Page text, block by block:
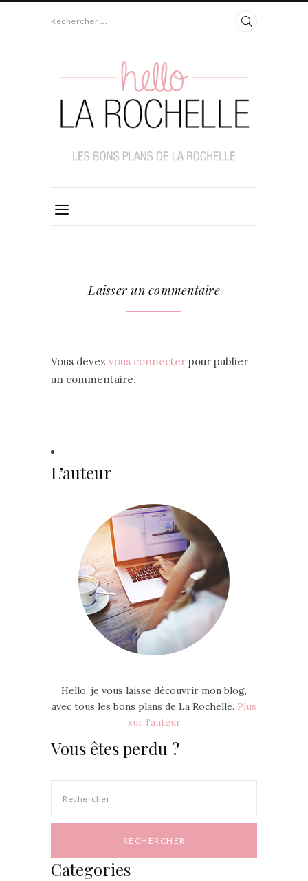
Rechercher ...
Laisser un commentaire
Vous devez vous connecter pour publier
un commentaire.
L’auteur
Hello, je vous laisse découvrir mon blog,
avec tous les bons plans de La Rochelle. Plus
sur l'auteur
Vous êtes perdu ?
Rechercher :
Categories